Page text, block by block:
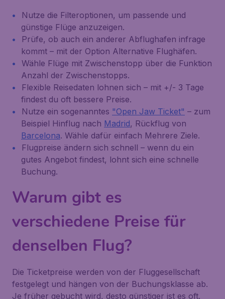
Nutze die Filteroptionen, um passende und
günstige Flüge anzuzeigen.
Prüfe, ob auch ein anderer Abflughafen infrage
kommt – mit der Option Alternative Flughäfen.
Wähle Flüge mit Zwischenstopp über die Funktion
Anzahl der Zwischenstopps.
Flexible Reisedaten lohnen sich – mit +/- 3 Tage
findest du oft bessere Preise.
Nutze ein sogenanntes "Open Jaw Ticket" – zum
Beispiel Hinflug nach Madrid, Rückflug von
Barcelona. Wähle dafür einfach Mehrere Ziele.
Flugpreise ändern sich schnell – wenn du ein
gutes Angebot findest, lohnt sich eine schnelle
Buchung.
Warum gibt es
verschiedene Preise für
denselben Flug?
Die Ticketpreise werden von der Fluggesellschaft
festgelegt und hängen von der Buchungsklasse ab.
Je früher gebucht wird, desto günstiger ist es oft.